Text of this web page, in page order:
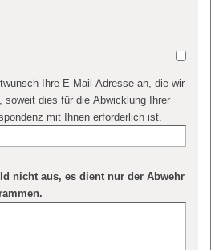
Ihre E-Mail Adresse an, die wir
soweit dies für die Abwicklung Ihrer
mit Ihnen erforderlich ist.
nicht aus, es dient nur der Abwehr